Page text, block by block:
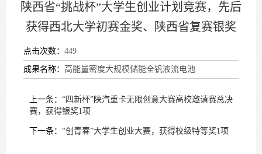
陕西省“挑战杯”大学生创业计划竞赛，先后
获得西北大学初赛金奖、陕西省复赛银奖
点击次数： 449
成果名称： 高能量密度大规模储能全钒液流电池
上一条： “四新杯”陕汽重卡无限创意大赛高校邀请赛总决
赛，获得银奖1项
下一条： “创青春”大学生创业大赛，获得校级特等奖1项